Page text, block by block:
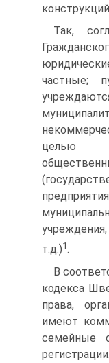
Так,
частные;
целью
т.д.)1.
В
кодекса
права,
имеют
семейные